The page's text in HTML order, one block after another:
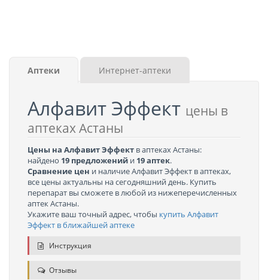
Аптеки Интернет-аптеки
Алфавит Эффект цены в
аптеках Астаны
Цены на Алфавит Эффект в аптеках Астаны:
найдено 19 предложений и 19 аптек.
Сравнение цен и наличие Алфавит Эффект в аптеках,
все цены актуальны на сегодняшний день. Купить
перепарат вы сможете в любой из нижеперечисленных
аптек Астаны.
Укажите ваш точный адрес, чтобы купить Алфавит
Эффект в ближайшей аптеке
Инструкция
Отзывы